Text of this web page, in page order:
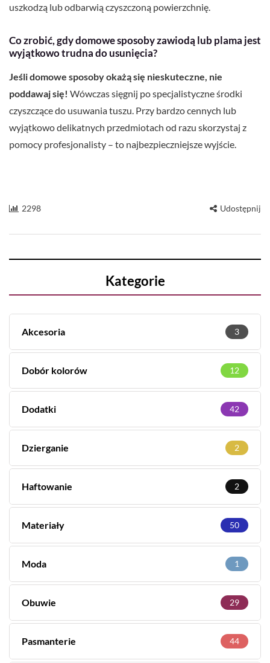
uszkodzą lub odbarwią czyszczoną powierzchnię.
Co zrobić, gdy domowe sposoby zawiodą lub plama jest
wyjątkowo trudna do usunięcia?
Jeśli domowe sposoby okażą się nieskuteczne, nie
poddawaj się! Wówczas sięgnij po specjalistyczne środki
czyszczące do usuwania tuszu. Przy bardzo cennych lub
wyjątkowo delikatnych przedmiotach od razu skorzystaj z
pomocy profesjonalisty – to najbezpieczniejsze wyjście.
2298 Udostępnij
Kategorie
Akcesoria 3
Dobór kolorów 12
Dodatki 42
Dzierganie 2
Haftowanie 2
Materiały 50
Moda 1
Obuwie 29
Pasmanterie 44